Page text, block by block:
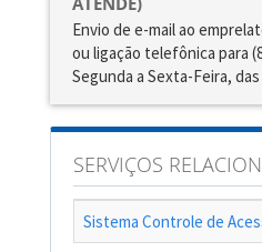
Envio de e-mail ao
ou ligação telefônica para
Segunda a Sexta-Feira, das
SERVIÇOS
Sistema Controle de